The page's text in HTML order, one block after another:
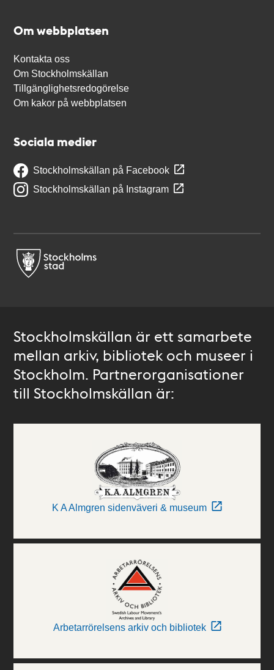
Om webbplatsen
Kontakta oss
Om Stockholmskällan
Tillgänglighetsredogörelse
Om kakor på webbplatsen
Sociala medier
Stockholmskällan på Facebook
Stockholmskällan på Instagram
Stockholmskällan är ett samarbete
mellan arkiv, bibliotek och museer i
Stockholm. Partnerorganisationer
till Stockholmskällan är:
K A Almgren sidenväveri & museum
Arbetarrörelsens arkiv och bibliotek